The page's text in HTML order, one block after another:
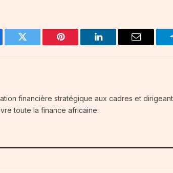
Twitter Pinterest LinkedIn Email
financière stratégique aux cadres et
toute la finance africaine.